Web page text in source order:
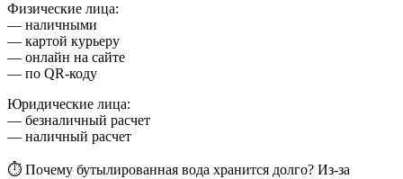
Физические лица:
— наличными
— картой курьеру
— онлайн на сайте
— по QR-коду
Юридические лица:
— безналичный расчет
— наличный расчет
⏱ Почему бутылированная вода хранится долго? Из-за